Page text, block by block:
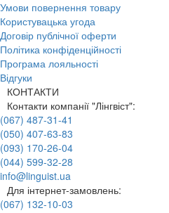
Умови повернення товару
Користувацька угода
Договір публічної оферти
Політика конфіденційності
Програма лояльності
Відгуки
КОНТАКТИ
Контакти компанії "Лінгвіст":
(067) 487-31-41
(050) 407-63-83
(093) 170-26-04
(044) 599-32-28
info@linguist.ua
Для інтернет-замовлень:
(067) 132-10-03